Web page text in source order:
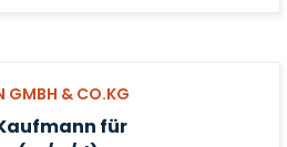
GMBH & CO.KG
für